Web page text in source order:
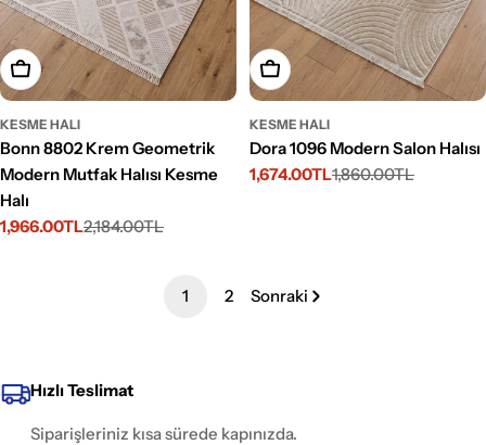
Seçenekleri Belirleyin
KESME HALI
Bonn 8802 Krem Geometrik
Modern Mutfak Halısı Kesme
Halı
İndirimli
1,966.00TL
Normal
2,184.00TL
Seçenekleri Belirleyin
KESME HALI
Dora 1096 Modern Salon Halısı
İndirimli
1,674.00TL
Normal
1,860.00TL
1 2 Sonraki
Hızlı Teslimat
Siparişleriniz kısa sürede kapınızda.